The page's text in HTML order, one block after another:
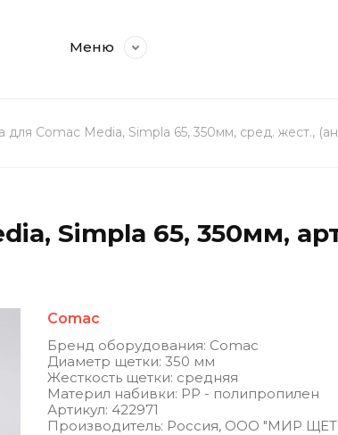
Меню
для Comac Media, Simpla 65, 350мм, сред. жест.,
Simpla 65, 350мм,
Comac
Бренд оборудования: Comac
Диаметр щетки: 350 мм
Жесткость щетки: средняя
Материл набивки: РР - полипропилен
Артикул: 422971
Производитель: Россия, ООО "МИР